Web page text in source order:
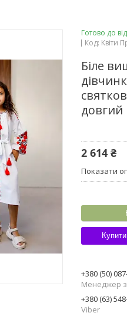
Готово до
Код: Квіти
Біле
довгий
2 614 ₴
Показати
+380 (50)
Менеджер
+380 (63)
Viber